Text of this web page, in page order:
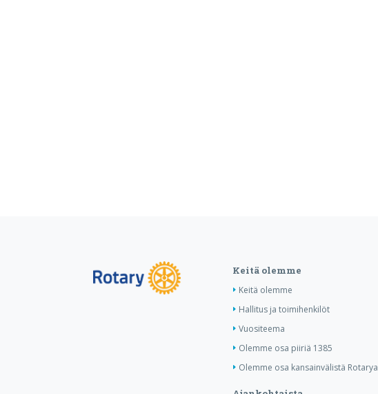
Keitä olemme
Keitä olemme
Hallitus ja toimihenkilöt
Vuositeema
Olemme osa piiriä 1385
Olemme osa kansainvälistä Rotarya